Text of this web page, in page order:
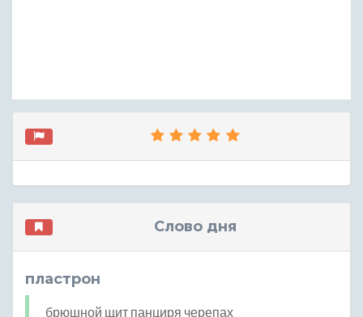
Слово дня
пластрон
брюшной щит панциря черепах